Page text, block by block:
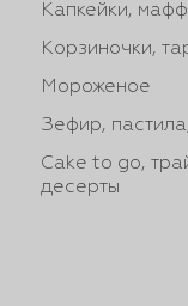
Капкейки,
Корзиночки,
Мороженое
Зефир,
Cake to go,
десерты